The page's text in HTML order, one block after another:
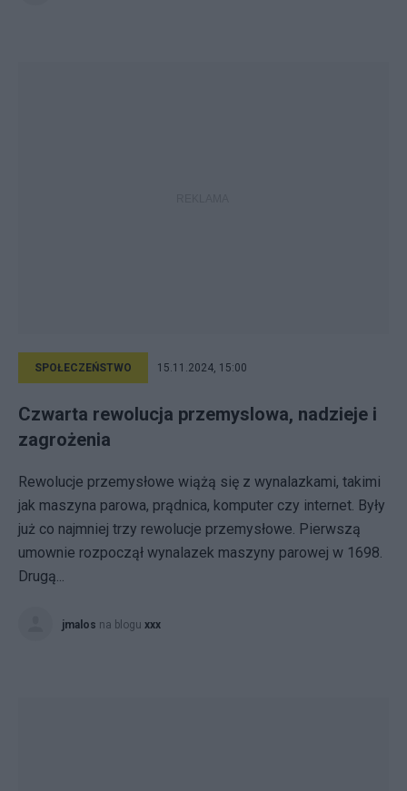
SPOŁECZEŃSTWO 15.11.2024, 15:00
Czwarta rewolucja przemyslowa, nadzieje i
zagrożenia
Rewolucje przemysłowe wiążą się z wynalazkami, takimi
jak maszyna parowa, prądnica, komputer czy internet. Były
już co najmniej trzy rewolucje przemysłowe. Pierwszą
umownie rozpoczął wynalazek maszyny parowej w 1698.
Drugą...
jmalos na blogu xxx